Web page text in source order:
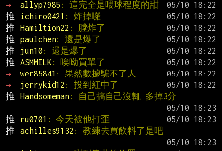
→
allyp7985 : 這完全是喂球程度的甜
推
ichiro0421 : 炸掉囉
推
Hamiltion22 : 膛炸了
推
paulchen: 還是爆了
推
jun10 : 還是爆了
推
ASMMILK : 唉呦買單了
→
wer85841 : 果然數據騙不了人
→
jerrykid12 : 投到紅中了
推
Handsomeman: 自己搞自己沒輒 多掉3分
推
ru0701 : 今天被他打歪
推
achilles9132 : 教練去買飲料了是吧